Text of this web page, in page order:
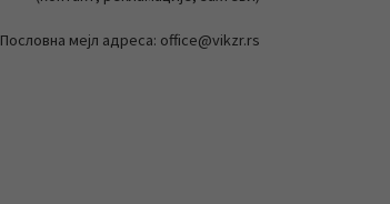
Пословна мејл адреса: office@vikzr.rs